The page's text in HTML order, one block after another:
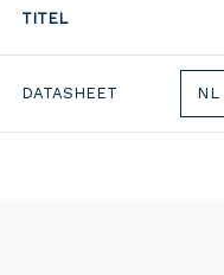
TITEL
DATASHEET NL